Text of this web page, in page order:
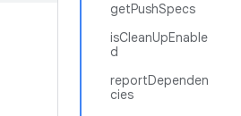
getPushSpecs
isCleanUpEnable
d
reportDependen
cies